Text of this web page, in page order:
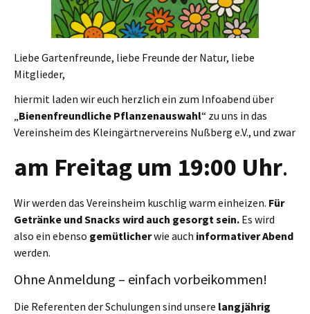
Liebe Gartenfreunde, liebe Freunde der Natur, liebe
Mitglieder,
hiermit laden wir euch herzlich ein zum Infoabend über
Bienenfreundliche Pflanzenauswahl“ zu uns in das
Vereinsheim des Kleingärtnervereins Nußberg e.V., und zwar
am Freitag um 19:00 Uhr.
Wir werden das Vereinsheim kuschlig warm einheizen. Für
Getränke und Snacks wird auch gesorgt sein. Es wird
also ein ebenso gemütlicherwie auch informativer Abend
werden.
Ohne Anmeldung – einfach vorbeikommen!
Die Referenten der Schulungen sind unsere langjährig